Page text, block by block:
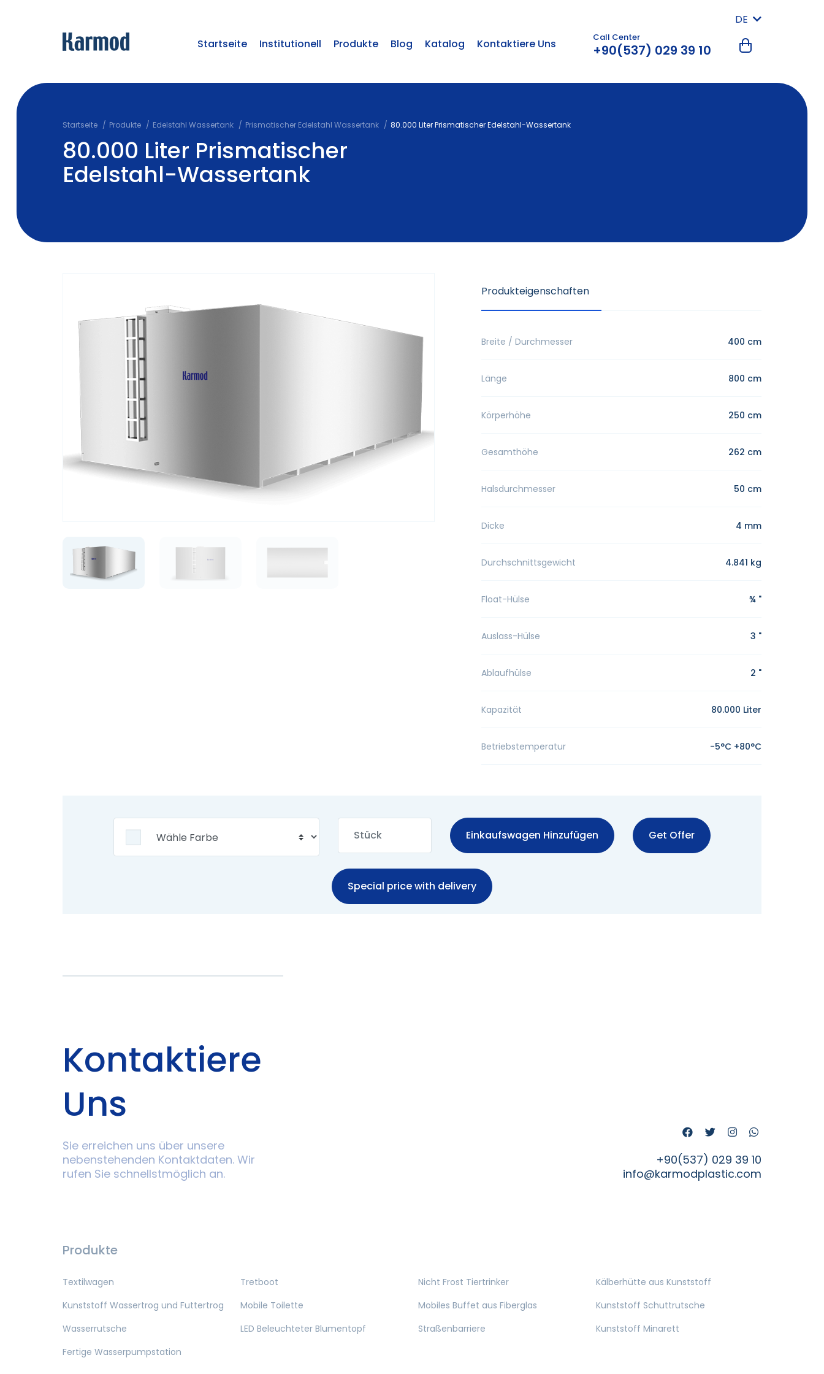
DE
Startseite
Institutionell Produkte Blog Katalog Kontaktiere Uns Call Center
+90(537) 029 39 10
Startseite Produkte Edelstahl Wassertank Prismatischer Edelstahl Wassertank 80.000 Liter Prismatischer Edelstahl-Wassertank
80.000 Liter Prismatischer
Edelstahl-Wassertank
Produkteigenschaften
Breite / Durchmesser 400 cm
Länge 800 cm
Körperhöhe 250 cm
Gesamthöhe 262 cm
Halsdurchmesser 50 cm
Dicke 4 mm
Durchschnittsgewicht 4.841 kg
Float-Hülse ¾ "
Auslass-Hülse 3 "
Ablaufhülse 2 "
Kapazität 80.000 Liter
Betriebstemperatur -5°C +80°C
Einkaufswagen Hinzufügen Get Offer
Special price with delivery
Kontaktiere
Uns
Sie erreichen uns über unsere
nebenstehenden Kontaktdaten. Wir
rufen Sie schnellstmöglich an.
+90(537) 029 39 10
info@karmodplastic.com
Produkte
Textilwagen Tretboot Nicht Frost Tiertrinker
Kälberhütte aus Kunststoff
Kunststoff Wassertrog und Futtertrog
Mobile Toilette Mobiles Buffet aus Fiberglas
Kunststoff Schuttrutsche
Wasserrutsche
LED Beleuchteter Blumentopf Straßenbarriere
Kunststoff Minarett
Fertige Wasserpumpstation